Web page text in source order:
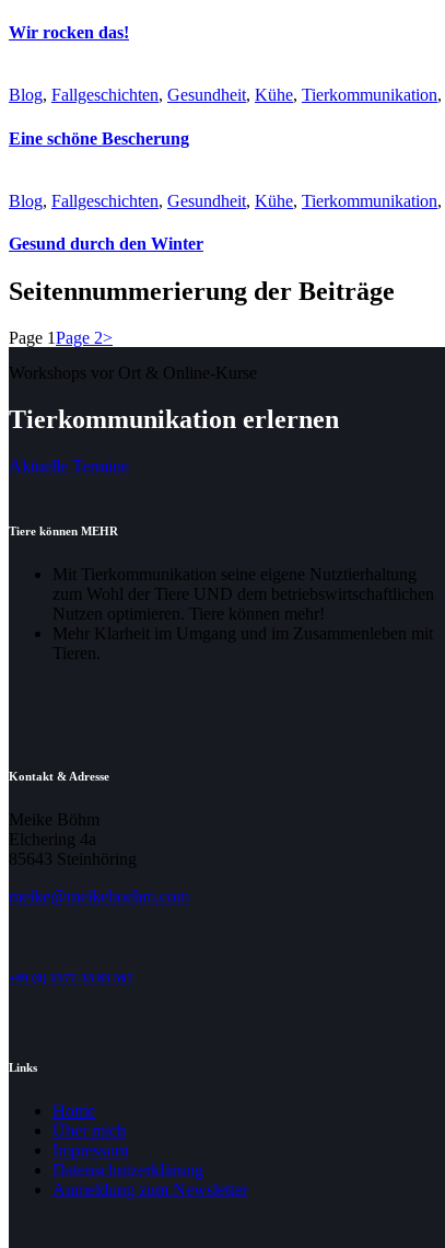
Wir rocken das!
Blog, Fallgeschichten, Gesundheit, Kühe, Tierkommunikation,
Eine schöne Bescherung
Blog, Fallgeschichten, Gesundheit, Kühe, Tierkommunikation,
Gesund durch den Winter
Seitennummerierung der Beiträge
Page 1Page 2>
Workshops vor Ort & Online-Kurse
Tierkommunikation erlernen
Aktuelle Termine
Tiere können MEHR
Mit Tierkommunikation seine eigene Nutztierhaltung
zum Wohl der Tiere UND dem betriebswirtschaftlichen
Nutzen optimieren. Tiere können mehr!
Mehr Klarheit im Umgang und im Zusammenleben mit
Tieren.
Kontakt & Adresse
Meike Böhm
Elchering 4a
85643 Steinhöring
meike@meikeboehm.com
+49 (0) 1577-33 83 567
Links
Home
Über mich
Impressum
Datenschutzerklärung
Anmeldung zum Newsletter